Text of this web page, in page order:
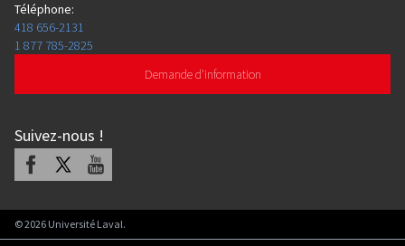
Téléphone:
418 656-2131
1 877 785-2825
Demande d'information
Suivez-nous !
Facebook Youtube
©2026 Université Laval.